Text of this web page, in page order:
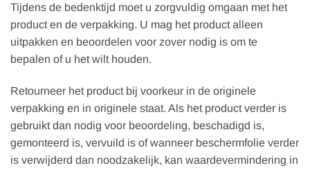
Tijdens de bedenktijd moet u zorgvuldig omgaan met het
product en de verpakking. U mag het product alleen
uitpakken en beoordelen voor zover nodig is om te
bepalen of u het wilt houden.
Retourneer het product bij voorkeur in de originele
verpakking en in originele staat. Als het product verder is
gebruikt dan nodig voor beoordeling, beschadigd is,
gemonteerd is, vervuild is of wanneer beschermfolie verder
is verwijderd dan noodzakelijk, kan waardevermindering in